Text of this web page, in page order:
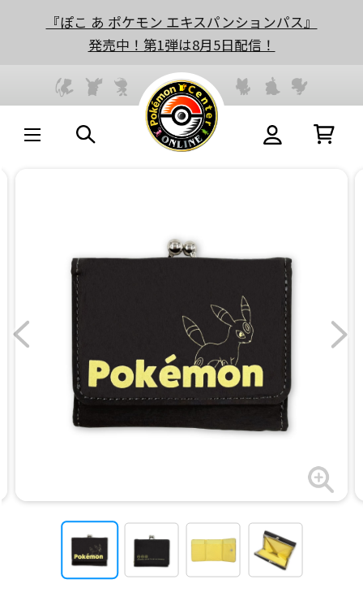
『ぽこ あ ポケモン エキスパンションパス』
発売中！第1弾は8月5日配信！